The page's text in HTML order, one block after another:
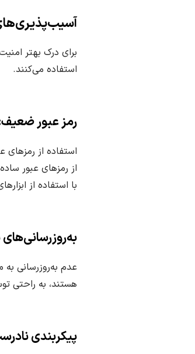
برای درک بهتر
استفاده می‌کنند.
رمز عبور
استفاده از
از رمزهای عبور
با استفاده از
عدم به‌روزرسانی
هستند، به راحتی
پیکربندی